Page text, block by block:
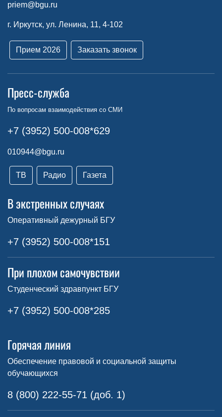
priem@bgu.ru
г. Иркутск, ул. Ленина, 11, 4-102
Прием 2026 Заказать звонок
Пресс-служба
По вопросам взаимодействия со СМИ
+7 (3952) 500-008*629
010944@bgu.ru
ТВ Радио Газета
В экстренных случаях
Оперативный дежурный БГУ
+7 (3952) 500-008*151
При плохом самочувствии
Студенческий здравпункт БГУ
+7 (3952) 500-008*285
Горячая линия
Обеспечение правовой и социальной защиты
обучающихся
8 (800) 222-55-71 (доб. 1)